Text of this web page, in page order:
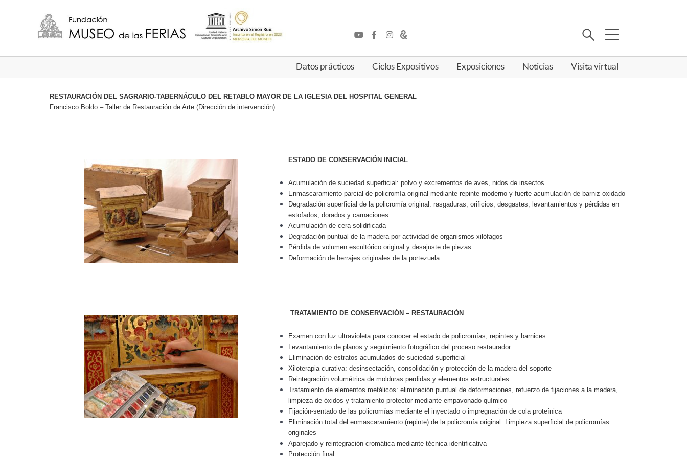
Buscar
Datos prácticos Ciclos Expositivos Exposiciones Noticias Visita virtual
RESTAURACIÓN DEL SAGRARIO-TABERNÁCULO DEL RETABLO MAYOR DE LA IGLESIA DEL HOSPITAL GENERAL
Francisco Boldo – Taller de Restauración de Arte (Dirección de intervención)
ESTADO DE CONSERVACIÓN INICIAL
Acumulación de suciedad superficial: polvo y excrementos de aves, nidos de insectos
Enmascaramiento parcial de policromía original mediante repinte moderno y fuerte acumulación de barniz oxidado
Degradación superficial de la policromía original: rasgaduras, orificios, desgastes, levantamientos y pérdidas en
estofados, dorados y carnaciones
Acumulación de cera solidificada
Degradación puntual de la madera por actividad de organismos xilófagos
Pérdida de volumen escultórico original y desajuste de piezas
Deformación de herrajes originales de la portezuela
TRATAMIENTO DE CONSERVACIÓN – RESTAURACIÓN
Examen con luz ultravioleta para conocer el estado de policromías, repintes y barnices
Levantamiento de planos y seguimiento fotográfico del proceso restaurador
Eliminación de estratos acumulados de suciedad superficial
Xiloterapia curativa: desinsectación, consolidación y protección de la madera del soporte
Reintegración volumétrica de molduras perdidas y elementos estructurales
Tratamiento de elementos metálicos: eliminación puntual de deformaciones, refuerzo de fijaciones a la madera,
limpieza de óxidos y tratamiento protector mediante empavonado químico
Fijación-sentado de las policromías mediante el inyectado o impregnación de cola proteínica
Eliminación total del enmascaramiento (repinte) de la policromía original. Limpieza superficial de policromías
originales
Aparejado y reintegración cromática mediante técnica identificativa
Protección final